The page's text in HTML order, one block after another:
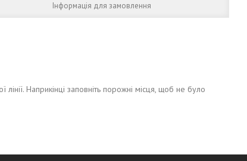
Інформація для замовлення
Наприкінці заповніть порожні місця, щоб не було